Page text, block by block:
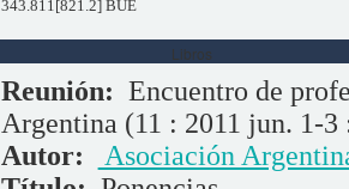
343.811[821.2] BUE
Libros
Reunión: Encuentro de
Argentina (11 : 2011 jun. 1-3
Autor:
Asociación